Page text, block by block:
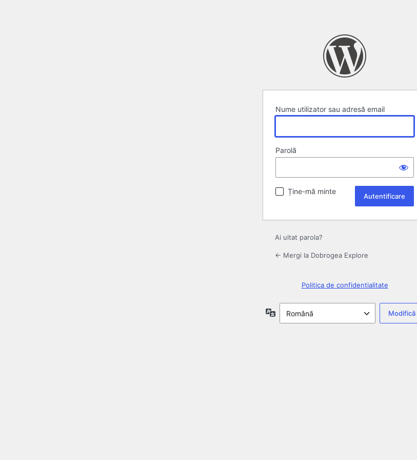
Nume utilizator sau adresă email
Parolă
Ține-mă minte
Ai uitat parola?
← Mergi la Dobrogea Explore
Politica de confidentialitate
Limbă